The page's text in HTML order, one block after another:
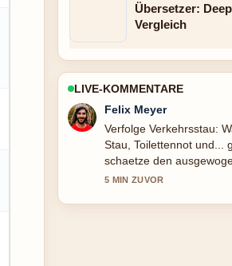
Übersetzer:
Vergleich
LIVE-KOMMENTARE
Laura Becker
Hilfreicher Kontext zu
heute: alle geöffneten
haltet diesen Liveticker
7 MIN ZUVOR